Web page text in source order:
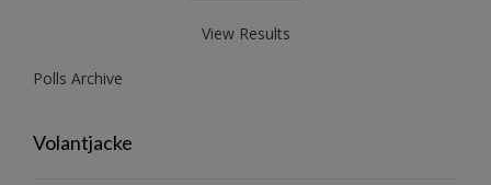
View Results
Polls Archive
Volantjacke